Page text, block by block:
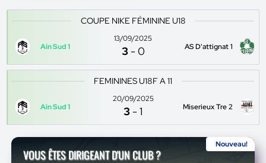
COUPE NIKE FÉMININE U18
Ain Sud 1
13/09/2025
3 -0 AS D'attignat 1
FEMININES U18F A 11
Ain Sud 1
20/09/2025
3 -1 Miserieux Tre 2
Nouveau!
VOUS ÊTES DIRIGEANT D'UN CLUB ?